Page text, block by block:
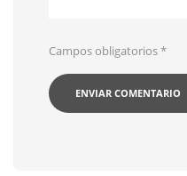
Campos obligatorios*